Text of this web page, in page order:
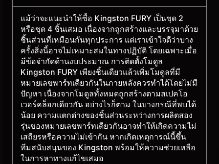
แม้ว่าจะแนะนำให้ซื้อ Kingston FURY เป็นชุด 2
หรือชุด 4 ชิ้นเสมอ เนื่องจากถูกสร้างและบรรจุมาด้วย
ชิ้นส่วนที่เหมือนกันทุกประการ แต่เราเข้าใจดีว่าบาง
ครั้งสิ่งนี้อาจไม่เหมาะสมในทางปฏิบัติ โดยเฉพาะเมื่อ
มีข้อจำกัดด้านงบประมาณ การติดตั้งโมดูล
Kingston FURY เพียงชิ้นเดียวแล้วเพิ่มโมดูลที่มี
หมายเลขพาร์ทเดียวกันในภายหลังควรทำได้โดยไม่มี
ปัญหา เนื่องจากโมดูลทั้งหมดถูกสร้างตามสเปคโอ
เวอร์คล็อกเดียวกัน อย่างไรก็ตาม ในบางกรณีที่พบได้
น้อย ความแตกต่างของชิ้นส่วนระหว่างการผลิตสอง
รุ่นของหมายเลขพาร์ทเดียวกันอาจทำให้เกิดความไม่
เสถียรหรือความไม่เข้ากัน หากเกิดเหตุการณ์นี้ขึ้น
ทีมสนับสนุนของ Kingston พร้อมให้ความช่วยเหลือ
ในการหาทางแก้ไขเสมอ